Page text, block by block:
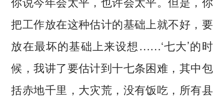
把工作放在这种估计的基础上就不好，要
放在最坏的基础上来设想……‘七大’的时
候，我讲了要估计到十七条困难，其中包
括赤地千里，大灾荒，没有饭吃，所有县